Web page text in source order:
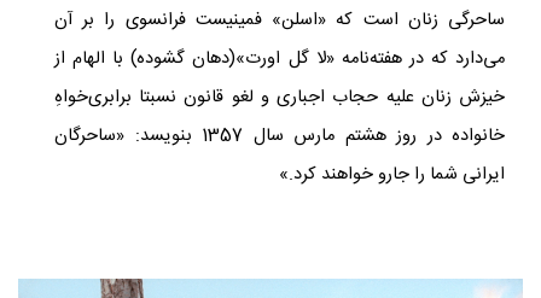
ساحرگی زنان است که «اسلن» فمینیست فرانسوی را بر آن
می‌دارد که در هفته‌نامه «لا گل اورت»(دهان گشوده) با الهام از
خیزش زنان علیه حجاب اجباری و لغو قانون نسبتا برابری‌خواهِ
خانواده در روز هشتم مارس سال 1357 بنویسد: «ساحرگان
ایرانی شما را جارو خواهند کرد.»